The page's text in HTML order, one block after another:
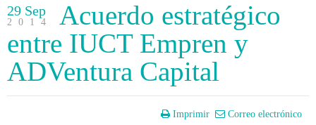
29 Sep
2014
Acuerdo estratégico
entre IUCT Empren y
ADVentura Capital
Imprimir Correo electrónico